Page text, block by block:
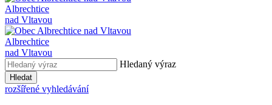
Albrechtice
nad Vltavou
Albrechtice
nad Vltavou
Hledaný výraz
Hledat
rozšířené vyhledávání